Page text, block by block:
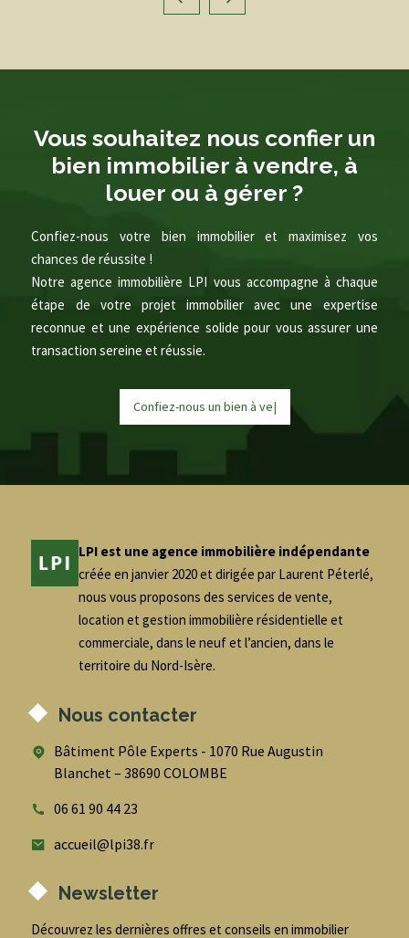
Vous souhaitez nous confier un
bien immobilier à vendre, à
louer ou à gérer ?
Confiez-nous votre bien immobilier et maximisez vos
chances de réussite !
Notre agence immobilière LPI vous accompagne à chaque
étape de votre projet immobilier avec une expertise
reconnue et une expérience solide pour vous assurer une
transaction sereine et réussie.
Confiez-nous un bien àvendr
LPI est une agence immobilière indépendante
créée en janvier 2020 et dirigée par Laurent Péterlé,
nous vous proposons des services de vente,
location et gestion immobilière résidentielle et
commerciale, dans le neuf et l’ancien, dans le
territoire du Nord-Isère.
Nous contacter
Bâtiment Pôle Experts - 1070 Rue Augustin
Blanchet – 38690 COLOMBE
06 61 90 44 23
accueil@lpi38.fr
Newsletter
Découvrez les dernières offres et conseils en immobilier